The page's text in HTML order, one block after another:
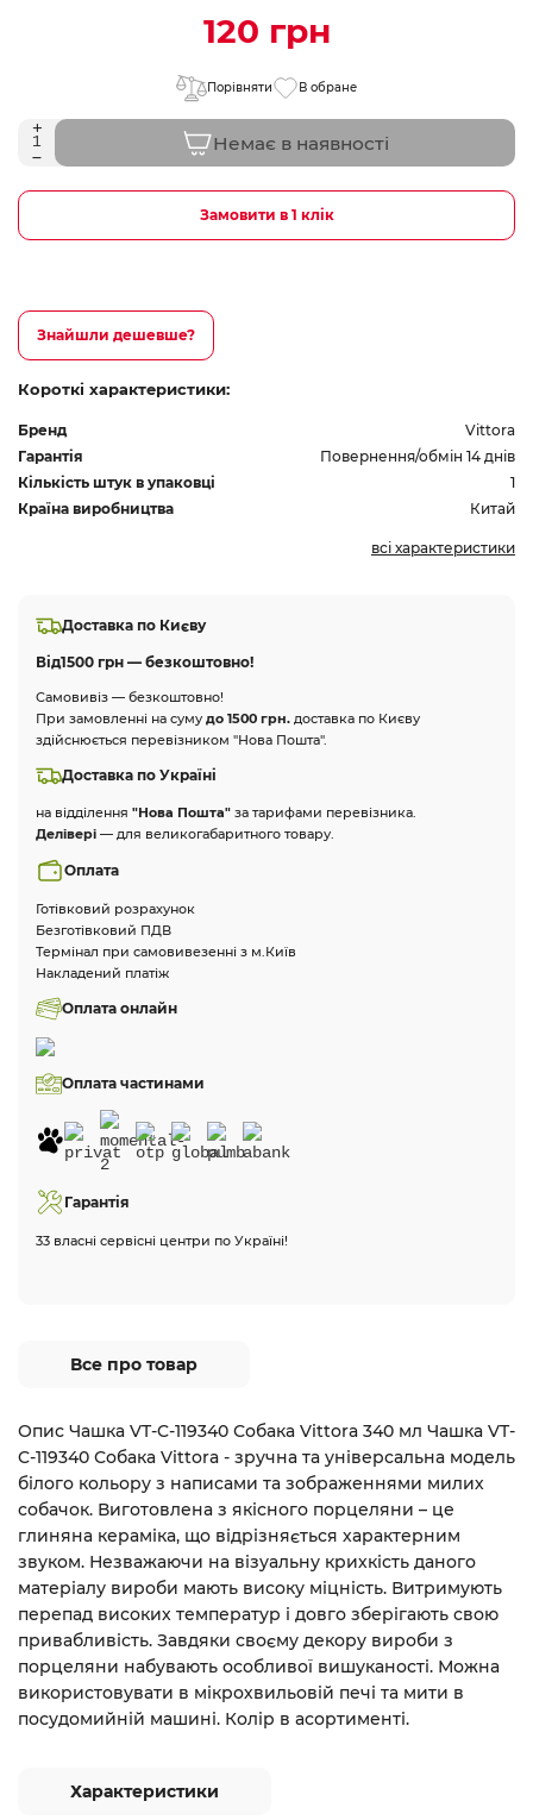
120 грн
Порівняти В обране
Немає в наявності
Замовити в 1 клік
Знайшли дешевше?
Короткі характеристики:
Бренд
Vittora
Гарантія
Повернення/обмін 14 днів
Кількість штук в упаковці
1
Країна виробництва
Китай
всі характеристики
Доставка по Києву
Від1500 грн — безкоштовно!
Самовивіз — безкоштовно!
При замовленні на суму до 1500 грн. доставка по Києву
здійснюється перевізником "Нова Пошта".
Доставка по Україні
на відділення "Нова Пошта" за тарифами перевізника.
Делівері — для великогабаритного товару.
Оплата
Готівковий розрахунок
Безготівковий ПДВ
Термінал при самовивезенні з м.Київ
Накладений платіж
Оплата онлайн
Оплата частинами
Гарантія
33 власні сервісні центри по Україні!
Все про товар
Опис Чашка VT-C-119340 Собака Vittora 340 мл Чашка VT-
C-119340 Собака Vittora - зручна та універсальна модель
білого кольору з написами та зображеннями милих
собачок. Виготовлена з якісного порцеляни – це
глиняна кераміка, що відрізняється характерним
звуком. Незважаючи на візуальну крихкість даного
матеріалу вироби мають високу міцність. Витримують
перепад високих температур і довго зберігають свою
привабливість. Завдяки своєму декору вироби з
порцеляни набувають особливої вишуканості. Можна
використовувати в мікрохвильовій печі та мити в
посудомийній машині. Колір в асортименті.
Характеристики